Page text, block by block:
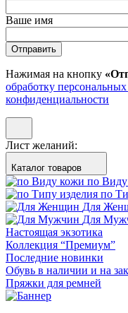
Ваше имя
Отправить
Нажимая на кнопку
обработку
конфиденциальности
Лист желаний:
Каталог товаров
по
по
Для
Для
Настоящая экзотика
Коллекция “Премиум”
Последние новинки
Обувь в наличии и на
Пряжки для ремней